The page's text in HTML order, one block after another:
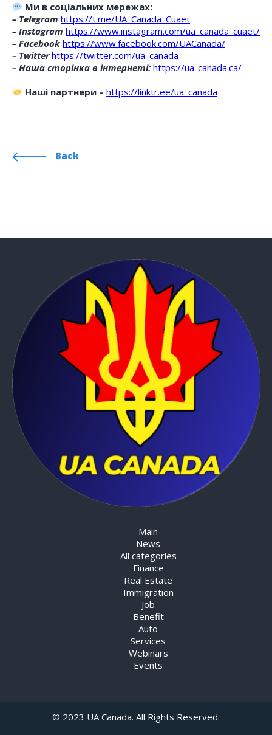
Ми в соціальних мережах:
– Telegram https://t.me/UA_Canada_Cuaet
– Instagram https://www.instagram.com/ua_canada_cuaet/
– Facebook https://www.facebook.com/UACanada/
– Twitterhttps://twitter.com/ua_canada_
– Наша сторінка в інтернеті: https://ua-canada.ca/
Наші партнери – https://linktr.ee/ua_canada
Back
Main
News
All categories
Finance
Real Estate
Immigration
Job
Benefit
Auto
Services
Webinars
Events
© 2023 UA Canada. All Rights Reserved.